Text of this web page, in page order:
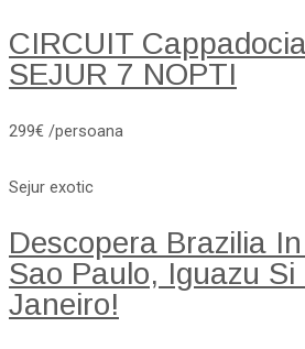
CIRCUIT
SEJUR 7 NOPTI
299€ /persoana
Sejur exotic
Descopera Brazilia
Sao Paulo, Iguazu Si
Janeiro!